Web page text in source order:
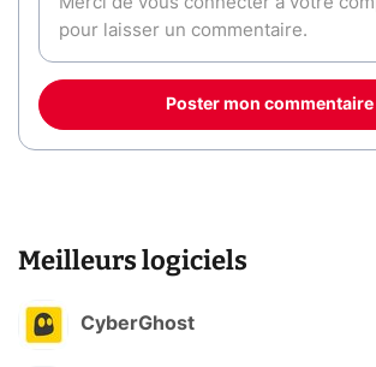
Poster mon commentaire
Meilleurs logiciels
CyberGhost